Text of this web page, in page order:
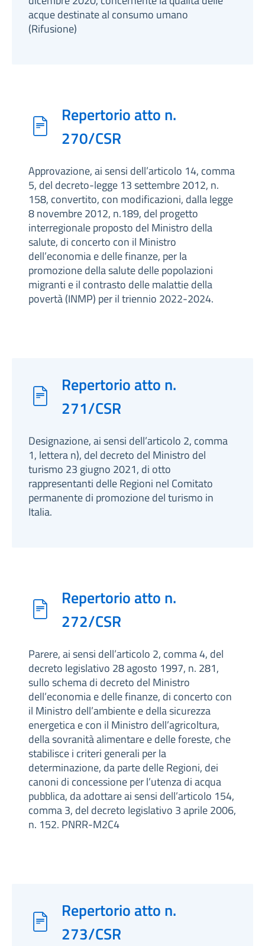
acque destinate al consumo umano
(Rifusione)
Repertorio atto n.
270/CSR
Approvazione, ai sensi dell’articolo 14, comma
5, del decreto-legge 13 settembre 2012, n.
158, convertito, con modificazioni, dalla legge
8 novembre 2012, n.189, del progetto
interregionale proposto del Ministro della
salute, di concerto con il Ministro
dell’economia e delle finanze, per la
promozione della salute delle popolazioni
migranti e il contrasto delle malattie della
povertà (INMP) per il triennio 2022-2024.
Repertorio atto n.
271/CSR
Designazione, ai sensi dell’articolo 2, comma
1, lettera n), del decreto del Ministro del
turismo 23 giugno 2021, di otto
rappresentanti delle Regioni nel Comitato
permanente di promozione del turismo in
Italia.
Repertorio atto n.
272/CSR
Parere, ai sensi dell’articolo 2, comma 4, del
decreto legislativo 28 agosto 1997, n. 281,
sullo schema di decreto del Ministro
dell’economia e delle finanze, di concerto con
il Ministro dell’ambiente e della sicurezza
energetica e con il Ministro dell’agricoltura,
della sovranità alimentare e delle foreste, che
stabilisce i criteri generali per la
determinazione, da parte delle Regioni, dei
canoni di concessione per l’utenza di acqua
pubblica, da adottare ai sensi dell’articolo 154,
comma 3, del decreto legislativo 3 aprile 2006,
n. 152. PNRR-M2C4
Repertorio atto n.
273/CSR